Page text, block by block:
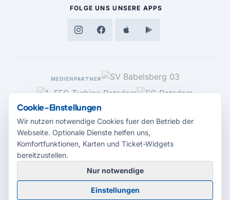
FOLGE UNS UNSERE APPS
MEDIENPARTNER
© 2026 Radio Potsdam. Webseite entwickelt durch dieMedienagentur
Babelsberg
Cookie-Einstellungen
Wir nutzen notwendige Cookies fuer den Betrieb der
Webseite. Optionale Dienste helfen uns,
Komfortfunktionen, Karten und Ticket-Widgets
bereitzustellen.
Nur notwendige
Einstellungen